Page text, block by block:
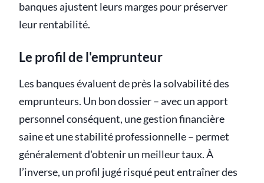
banques ajustent leurs marges pour préserver
leur rentabilité.
Le profil de l'emprunteur
Les banques évaluent de près la solvabilité des
emprunteurs. Un bon dossier – avec un apport
personnel conséquent, une gestion financière
saine et une stabilité professionnelle – permet
généralement d'obtenir un meilleur taux. À
l’inverse, un profil jugé risqué peut entraîner des